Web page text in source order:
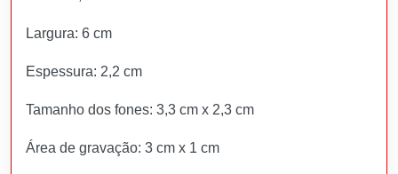
Largura: 6 cm
Espessura: 2,2 cm
Tamanho dos fones: 3,3 cm x 2,3 cm
Área de gravação: 3 cm x 1 cm